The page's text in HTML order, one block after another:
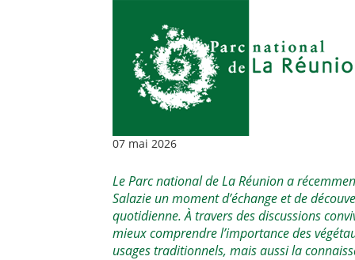
07 mai 2026
LeParc national de La Réuniona
Salazie un moment d’échange et de
quotidienne. À travers des discussions
mieux comprendre l’importance des
usages traditionnels, mais aussi la